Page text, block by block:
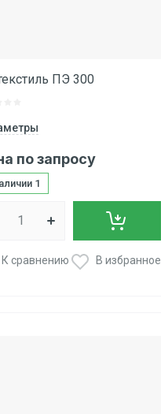
ПЭ 300
1
по запросу
К сравнению В избранное